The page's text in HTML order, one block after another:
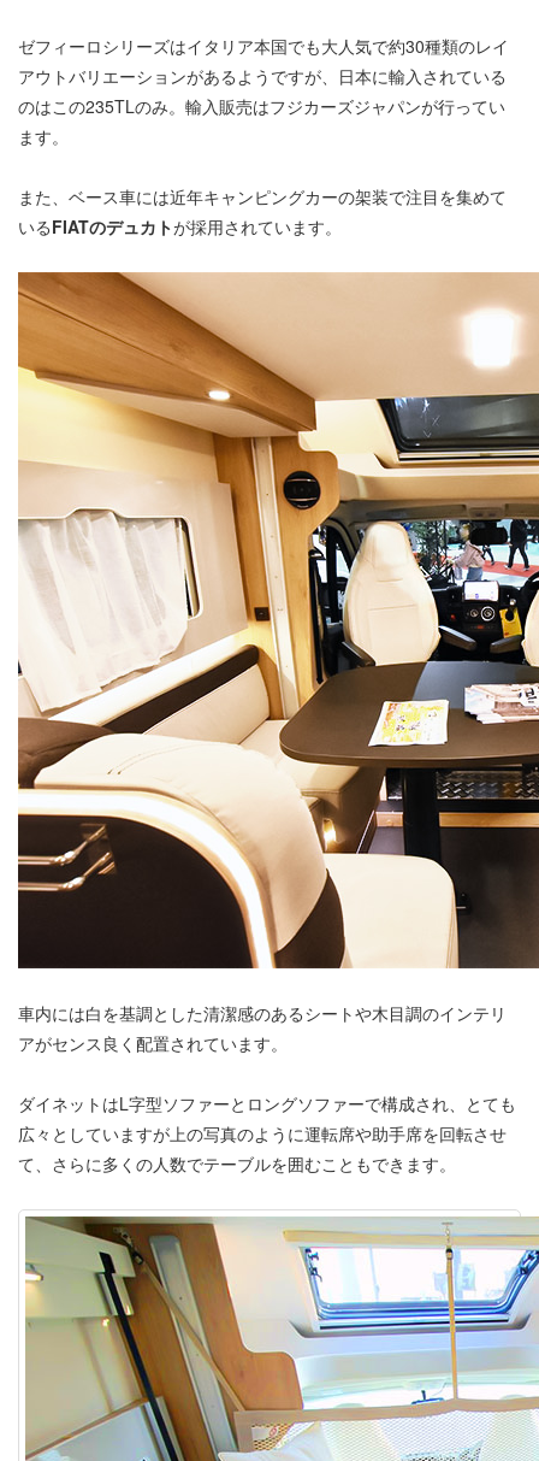
ゼフィーロシリーズはイタリア本国でも大人気で約30種類のレイ
アウトバリエーションがあるようですが、日本に輸入されている
のはこの235TLのみ。輸入販売はフジカーズジャパンが行ってい
ます。
また、ベース車には近年キャンピングカーの架装で注目を集めて
いるFIATのデュカトが採用されています。
車内には白を基調とした清潔感のあるシートや木目調のインテリ
アがセンス良く配置されています。
ダイネットはL字型ソファーとロングソファーで構成され、とても
広々としていますが上の写真のように運転席や助手席を回転させ
て、さらに多くの人数でテーブルを囲むこともできます。